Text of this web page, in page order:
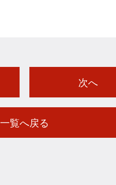
次へ
一覧へ戻る